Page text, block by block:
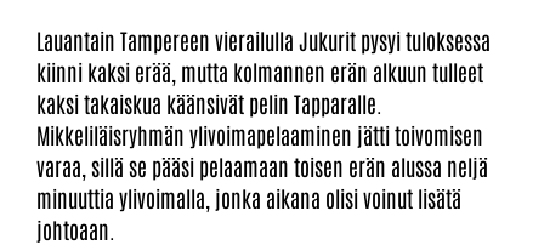
Lauantain Tampereen vierailulla Jukurit pysyi tuloksessa
kiinni kaksi erää, mutta kolmannen erän alkuun tulleet
kaksi takaiskua käänsivät pelin Tapparalle.
Mikkeliläisryhmän ylivoimapelaaminen jätti toivomisen
varaa, sillä se pääsi pelaamaan toisen erän alussa neljä
minuuttia ylivoimalla, jonka aikana olisi voinut lisätä
johtoaan.